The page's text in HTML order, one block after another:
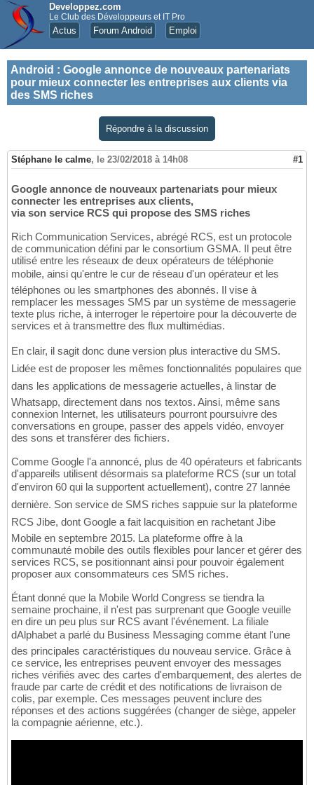
Developpez.com
Le Club des Développeurs et IT Pro
Actus Forum Android Emploi
Android : Google annonce de nouveaux partenariats
pour mieux connecter les entreprises aux clients via
des SMS riches
Répondre à la discussion
Stéphane le calme, le 23/02/2018 à 14h08 #1
Google annonce de nouveaux partenariats pour mieux
connecter les entreprises aux clients,
via son service RCS qui propose des SMS riches
Rich Communication Services, abrégé RCS, est un protocole
de communication défini par le consortium GSMA. Il peut être
utilisé entre les réseaux de deux opérateurs de téléphonie
mobile, ainsi qu'entre le cur de réseau d'un opérateur et les
téléphones ou les smartphones des abonnés. Il vise à
remplacer les messages SMS par un système de messagerie
texte plus riche, à interroger le répertoire pour la découverte de
services et à transmettre des flux multimédias.
En clair, il sagit donc dune version plus interactive du SMS.
Lidée est de proposer les mêmes fonctionnalités populaires que
dans les applications de messagerie actuelles, à linstar de
Whatsapp, directement dans nos textos. Ainsi, même sans
connexion Internet, les utilisateurs pourront poursuivre des
conversations en groupe, passer des appels vidéo, envoyer
des sons et transférer des fichiers.
Comme Google l'a annoncé, plus de 40 opérateurs et fabricants
d'appareils utilisent désormais sa plateforme RCS (sur un total
d'environ 60 qui la supportent actuellement), contre 27 lannée
dernière. Son service de SMS riches sappuie sur la plateforme
RCS Jibe, dont Google a fait lacquisition en rachetant Jibe
Mobile en septembre 2015. La plateforme offre à la
communauté mobile des outils flexibles pour lancer et gérer des
services RCS, se positionnant ainsi pour pouvoir également
proposer aux consommateurs ces SMS riches.
Étant donné que la Mobile World Congress se tiendra la
semaine prochaine, il n'est pas surprenant que Google veuille
en dire un peu plus sur RCS avant l'événement. La filiale
dAlphabet a parlé du Business Messaging comme étant l'une
des principales caractéristiques du nouveau service. Grâce à
ce service, les entreprises peuvent envoyer des messages
riches vérifiés avec des cartes d'embarquement, des alertes de
fraude par carte de crédit et des notifications de livraison de
colis, par exemple. Ces messages peuvent inclure des
réponses et des actions suggérées (changer de siège, appeler
la compagnie aérienne, etc.).